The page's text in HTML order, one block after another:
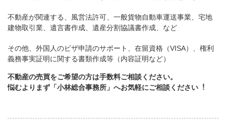
不動産が関連する、風営法許可、一般貨物自動車運送事業、宅地
建物取引業、遺言書作成、遺産分割協議書作成、など
その他、外国人のビザ申請のサポート、在留資格（VISA）、権利
義務事実証明に関する書類作成等（内容証明など）
不動産の売買をご希望の方は手数料ご相談ください。
悩むよりまず「小林総合事務所」へお気軽にご相談ください︕